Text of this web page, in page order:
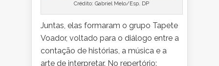
Crédito: Gabriel Melo/Esp. DP
Juntas, elas formaram o grupo Tapete
Voador, voltado para o diálogo entre a
contação de histórias, a música e a
arte de interpretar. No repertório: